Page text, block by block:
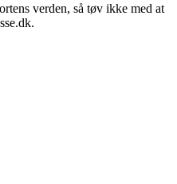
verden, så tøv ikke med at